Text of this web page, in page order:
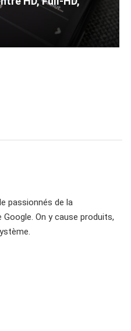
passionnés de la
Google. On y cause produits,